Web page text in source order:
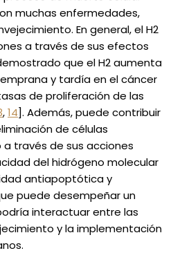
muchas enfermedades,
En general, el H2
a través de sus efectos
que el H2 aumenta
y tardía en el cáncer
de proliferación de las
,14]. Además, puede contribuir
de células
través de sus acciones
del hidrógeno molecular
antiapoptótica y
puede desempeñar un
interactuar entre las
y la implementación